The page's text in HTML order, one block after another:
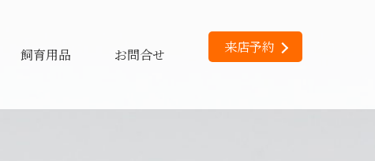
飼育用品 お問合せ 来店予約